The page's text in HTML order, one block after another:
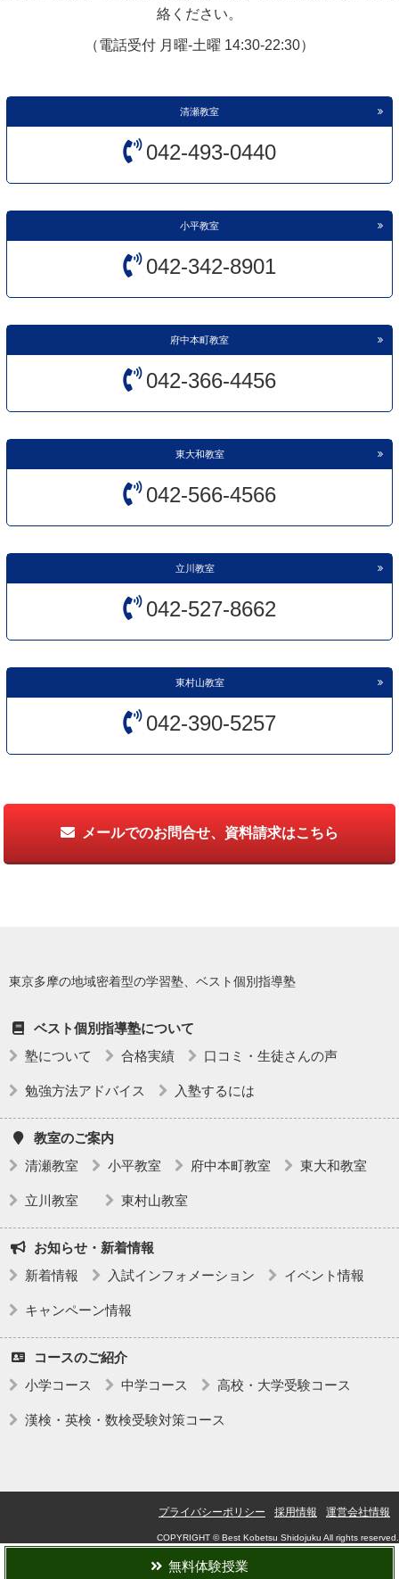
絡ください。
（電話受付 月曜-土曜 14:30-22:30）
清瀬教室
042-493-0440
小平教室
042-342-8901
府中本町教室
042-366-4456
東大和教室
042-566-4566
立川教室
042-527-8662
東村山教室
042-390-5257
メールでのお問合せ、資料請求はこちら
東京多摩の地域密着型の学習塾、ベスト個別指導塾
ベスト個別指導塾について
塾について
合格実績 口コミ・生徒さんの声
勉強方法アドバイス 入塾するには
教室のご案内
清瀬教室
小平教室 府中本町教室 東大和教室
立川教室 東村山教室
お知らせ・新着情報
新着情報
入試インフォメーション イベント情報
キャンペーン情報
コースのご紹介
小学コース
中学コース 高校・大学受験コース
漢検・英検・数検受験対策コース
運営会社情報
採用情報
プライバシーポリシー
COPYRIGHT © Best Kobetsu Shidojuku All rights reserved.
無料体験授業